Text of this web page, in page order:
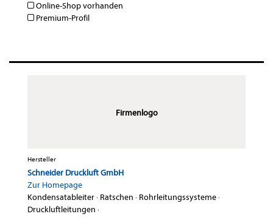
Online-Shop vorhanden
Premium-Profil
Firmenlogo
Hersteller
Schneider Druckluft GmbH
Zur Homepage
Kondensatableiter· Ratschen · Rohrleitungssysteme·
Druckluftleitungen ·